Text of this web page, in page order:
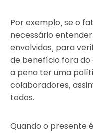
Por exemplo, se o
necessário
envolvidas, para
de benefício fora do
a pena ter uma
colaboradores,
todos.
Quando o presente